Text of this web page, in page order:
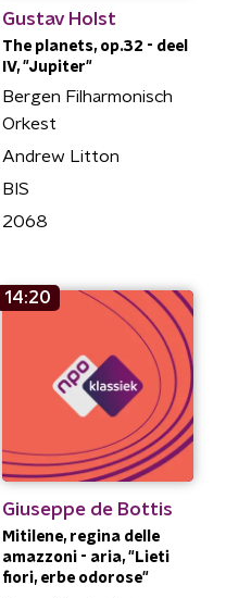
Gustav Holst
The planets, op.32 - deel
IV, "Jupiter"
Bergen Filharmonisch
Orkest
Andrew Litton
BIS
2068
14:20
Giuseppe de Bottis
Mitilene, regina delle
amazzoni - aria, "Lieti
fiori, erbe odorose"